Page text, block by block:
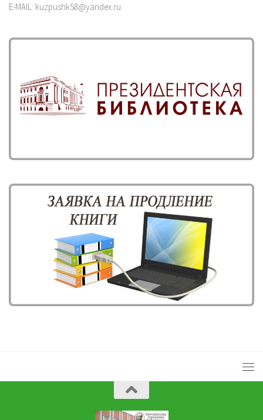
E-MAIL: kuzpushk58@yandex.ru